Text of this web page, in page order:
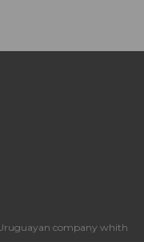
company whith